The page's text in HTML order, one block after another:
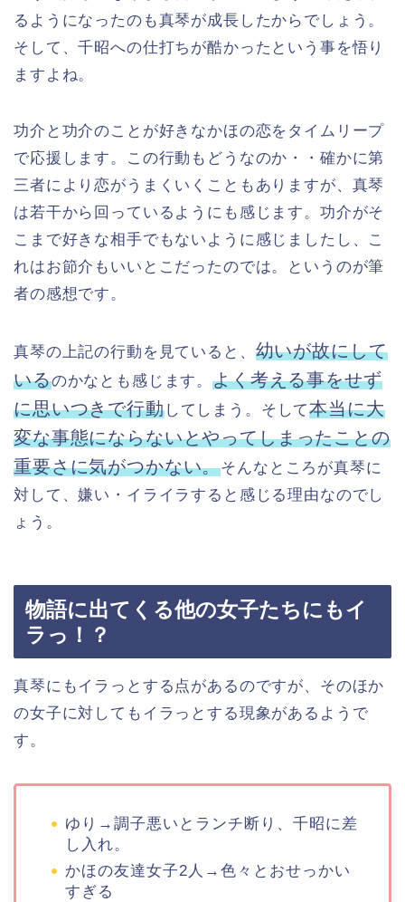
るようになったのも真琴が成長したからでしょう。
そして、千昭への仕打ちが酷かったという事を悟り
ますよね。
功介と功介のことが好きなかほの恋をタイムリープ
で応援します。この行動もどうなのか・・確かに第
三者により恋がうまくいくこともありますが、真琴
は若干から回っているようにも感じます。功介がそ
こまで好きな相手でもないように感じましたし、こ
れはお節介もいいとこだったのでは。というのが筆
者の感想です。
真琴の上記の行動を見ていると、 幼いが故にして
いるのかなとも感じます。よく考える事をせず
に思いつきで行動してしまう。そして本当に大
変な事態にならないとやってしまったことの
重要さに気がつかない。そんなところが真琴に
対して、嫌い・イライラすると感じる理由なのでし
ょう。
物語に出てくる他の女子たちにもイ
ラっ！？
真琴にもイラっとする点があるのですが、そのほか
の女子に対してもイラっとする現象があるようで
す。
ゆり→調子悪いとランチ断り、千昭に差
し入れ。
かほの友達女子2人→色々とおせっかい
すぎる